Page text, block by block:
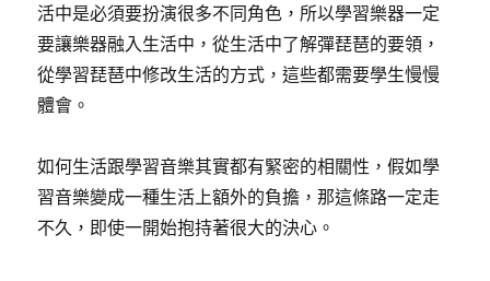
活中是必須要扮演很多不同角色，所以學習樂器一定
要讓樂器融入生活中，從生活中了解彈琵琶的要領，
從學習琵琶中修改生活的方式，這些都需要學生慢慢
體會。
如何生活跟學習音樂其實都有緊密的相關性，假如學
習音樂變成一種生活上額外的負擔，那這條路一定走
不久，即使一開始抱持著很大的決心。